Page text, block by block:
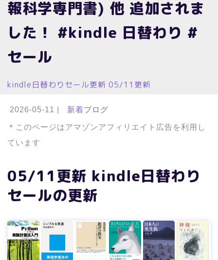
報科学専門書) 他 追加されま
した！ #kindle 日替わり #
セール
kindle日替わりセール更新 05/11更新
2026-05-11 新着ブログ
＊このページはアマゾンアフィリエイト広告を利用し
ています
05/11更新 kindle日替わり
セールの更新